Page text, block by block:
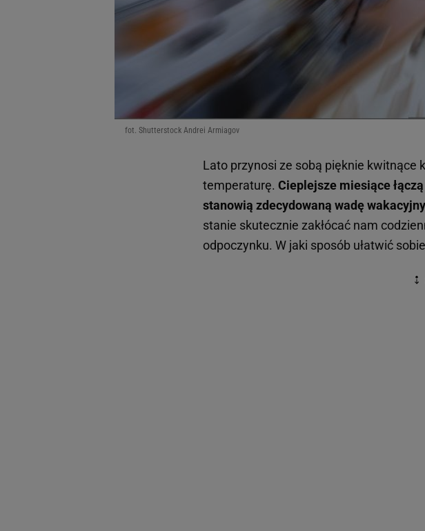
fot. Shutterstock Andrei Armiagov
Lato przynosi ze sobą pięknie kwitnące
temperaturę. Cieplejsze miesiące
stanowią zdecydowaną wadę
stanie skutecznie zakłócać nam
odpoczynku. W jaki sposób ułatwić